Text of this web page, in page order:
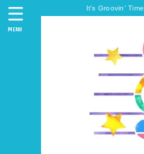
It's Groovin' Time
MENU